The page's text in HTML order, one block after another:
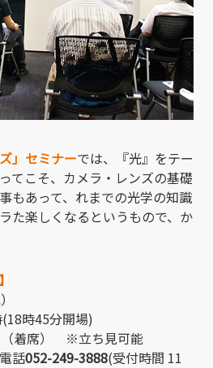
」セミナーでは、『光』をテー
てこそ、カメラ・レンズの基礎
もあって、れまでの光学の知識
た楽しくなるというもので、か
45分開場)
（着席） ※立ち見可能
話052-249-3888(受付時間 11